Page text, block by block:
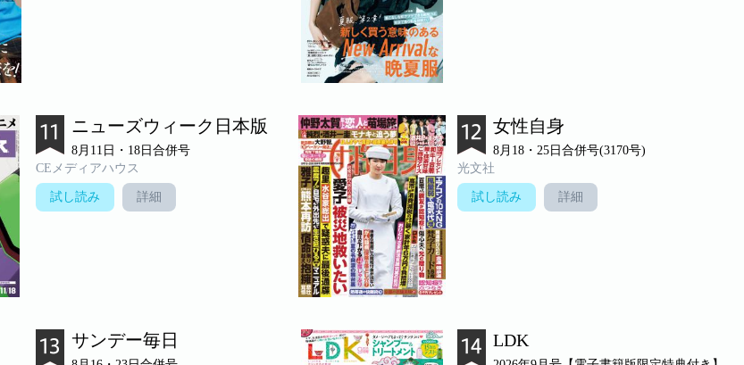
ニューズウィーク日本版
8月11日・18日合併号
CEメディアハウス
試し読み 詳細
女性自身
8月18・25日合併号(3170号)
光文社
試し読み 詳細
サンデー毎日 LDK